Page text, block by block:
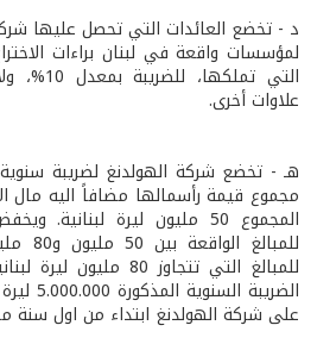
د­ - تخضع العائدات التي تحصل عليها
لمؤسسات واقعة في لبنان براءات
التي
علاوات أخرى.
مجموع قيمة رأسمالها مضافاً اليه مال
للمبالغ التي تتجاوز
على شركة الهولدنغ ابتداء من اول سنة